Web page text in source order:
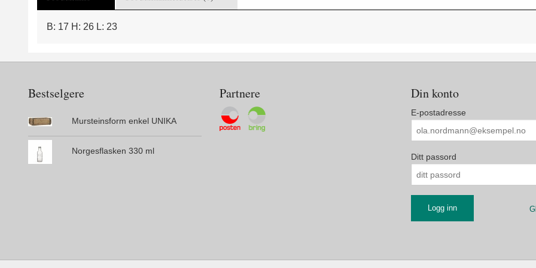
B: 17 H: 26 L: 23
Bestselgere
Mursteinsform enkel UNIKA
Norgesflasken 330 ml
Partnere Din konto
E-postadresse
Ditt passord